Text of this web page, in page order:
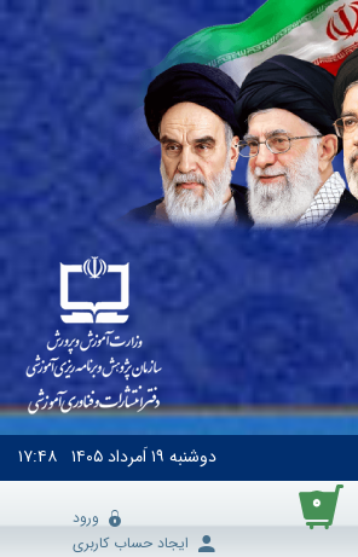
دوشنبه ۱۹ اَمرداد ۱۴۰۵ ۱۷:۴۸
۰
ورود
ایجاد حساب کاربری